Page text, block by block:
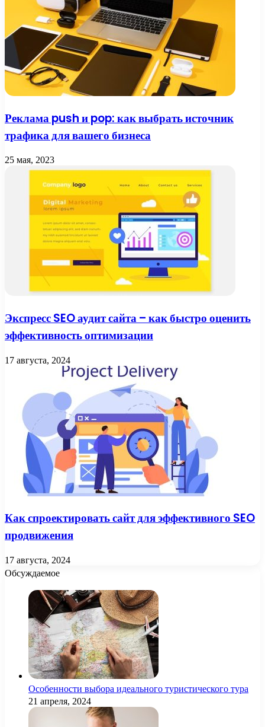
Реклама push и pop: как выбрать источник
трафика для вашего бизнеса
25 мая, 2023
Экспресс SEO аудит сайта – как быстро оценить
эффективность оптимизации
17 августа, 2024
Как спроектировать сайт для эффективного SEO
продвижения
17 августа, 2024
Обсуждаемое
Особенности выбора идеального туристического тура
21 апреля, 2024